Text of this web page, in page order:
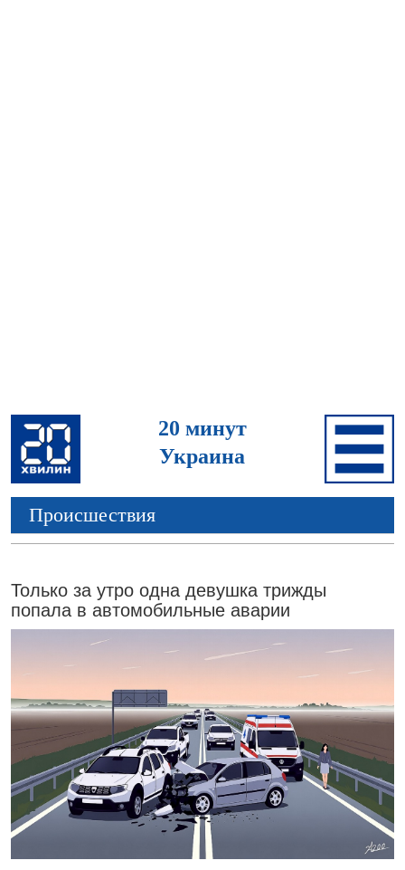
20 минут
Украина
Происшествия
Только за утро одна девушка трижды
попала в автомобильные аварии